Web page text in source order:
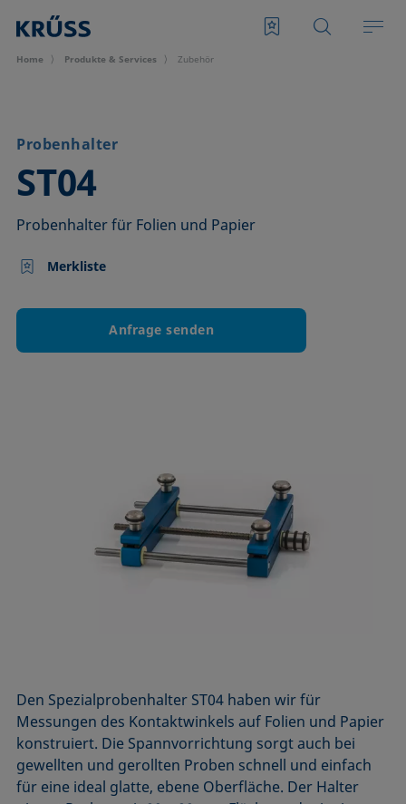
Home Produkte & Services Zubehör
Probenhalter
ST04
–
Probenhalter für Folien und Papier
Merkliste
Anfrage senden
Den Spezialprobenhalter ST04 haben wir für
Messungen des Kontaktwinkels auf Folien und Papier
konstruiert. Die Spannvorrichtung sorgt auch bei
gewellten und gerollten Proben schnell und einfach
für eine ideal glatte, ebene Oberfläche. Der Halter